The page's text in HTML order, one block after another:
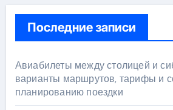
Последние записи
Авиабилеты между столицей и
варианты маршрутов, тарифы и
планированию поездки